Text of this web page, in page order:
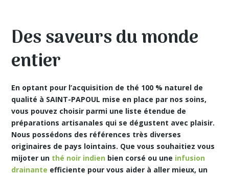
Des saveurs du monde
entier
En optant pour l’acquisition de thé 100 % naturel de
qualité à SAINT-PAPOUL mise en place par nos soins,
vous pouvez choisir parmi une liste étendue de
préparations artisanales qui se dégustent avec plaisir.
Nous possédons des références très diverses
originaires de pays lointains. Que vous souhaitiez vous
mijoter un thé noir indien bien corsé ou une infusion
drainante efficiente pour vous aider à aller mieux, un